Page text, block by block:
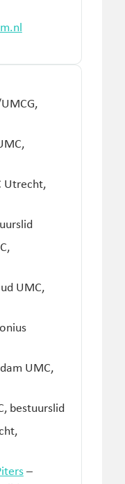
Utrecht,
UMC,
UMC,
bestuurslid
–